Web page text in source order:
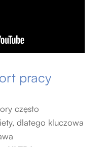
pracy
często
dlatego kluczowa